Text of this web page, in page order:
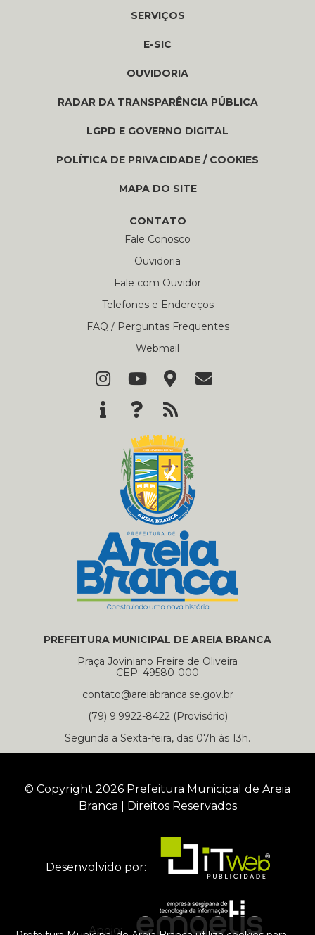
SERVIÇOS
E-SIC
OUVIDORIA
RADAR DA TRANSPARÊNCIA PÚBLICA
LGPD E GOVERNO DIGITAL
POLÍTICA DE PRIVACIDADE / COOKIES
MAPA DO SITE
CONTATO
Fale Conosco
Ouvidoria
Fale com Ouvidor
Telefones e Endereços
FAQ / Perguntas Frequentes
Webmail
PREFEITURA MUNICIPAL DE AREIA BRANCA
Praça Joviniano Freire de Oliveira
CEP: 49580-000
contato@areiabranca.se.gov.br
(79) 9.9922-8422 (Provisório)
Segunda a Sexta-feira, das 07h às 13h.
© Copyright 2026 Prefeitura Municipal de Areia
Branca | Direitos Reservados
Desenvolvido por:
Apoio: